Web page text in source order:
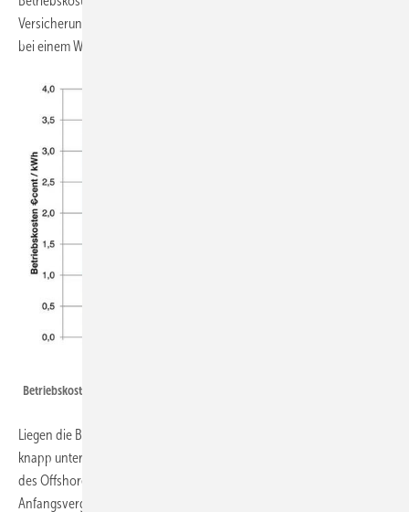
Versicherungskosten fallen offshore deutlich stärker ins Gewicht als
bei einem Windpark onshore:
Betriebskosten mit Wartung und Reparaturkosten.
Liegen die Betriebskosten schließlich im Bereich der Einnahmen, nur
knapp unter den Einnahmen oder sogar darüber, so wird der Betrieb
des Offshore-Windparks eingestellt, sobald die Zeit der erhöhten
Anfangsvergütung vorbei ist. Und der potenzielle Wiederverkaufswert